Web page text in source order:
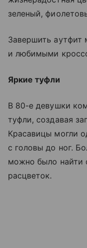
зеленый,
Завершить аутфит
и любимыми
Яркие туфли
В 80-е девушки
туфли, создавая
Красавицы могли
с головы до ног.
можно было найти
расцветок.